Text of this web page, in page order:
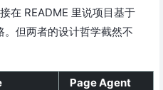
在 README 里说项目基于
但两者的设计哲学截然不
Page Agent